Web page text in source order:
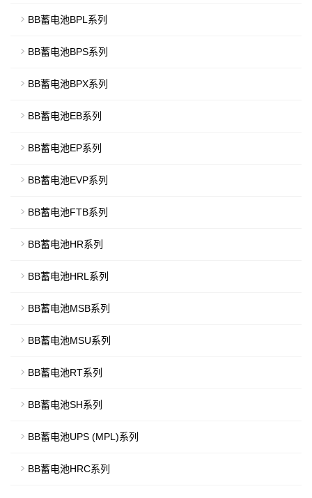
BB蓄电池BPL系列
BB蓄电池BPS系列
BB蓄电池BPX系列
BB蓄电池EB系列
BB蓄电池EP系列
BB蓄电池EVP系列
BB蓄电池FTB系列
BB蓄电池HR系列
BB蓄电池HRL系列
BB蓄电池MSB系列
BB蓄电池MSU系列
BB蓄电池RT系列
BB蓄电池SH系列
BB蓄电池UPS (MPL)系列
BB蓄电池HRC系列